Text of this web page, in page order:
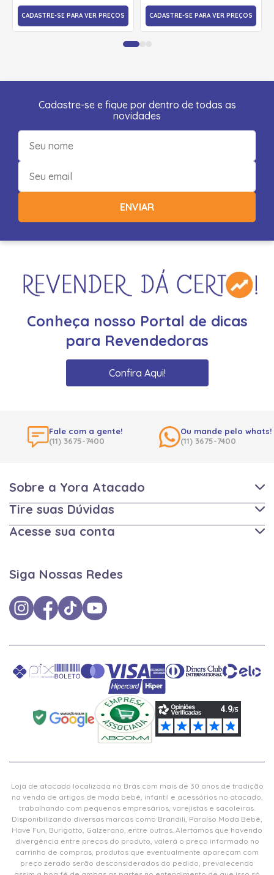
CADASTRE-SE PARA VER PREÇOS CADASTRE-SE PARA VER PREÇOS
Cadastre-se e fique por dentro de todas as
novidades
ENVIAR
Conheça nosso Portal de dicas
para Revendedoras
Confira Aqui!
Fale com a gente!
(11) 3675-7400
Ou mande pelo whats!
(11) 3675-7400
Sobre a Yora Atacado
Tire suas Dúvidas
Acesse sua conta
Siga Nossas Redes
Loja de atacado localizada no Brás com mais de 30 anos de tradição
na venda de artigos de moda bebê, infantil e acessórios no atacado,
trabalhando com pequenos empresários, varejistas e sacoleiras.
Disponibilizando diversas marcas como Brandili, Paraíso Moda Bebê,
Have Fun, Burigotto, Galzerano, entre outras. Alertamos que havendo
divergência entre preços do produto, valerá o preço informado no
carrinho de compras, produtos que eventualmente apareçam com
preço zerado serão desconsiderados do pedido, prevalecendo